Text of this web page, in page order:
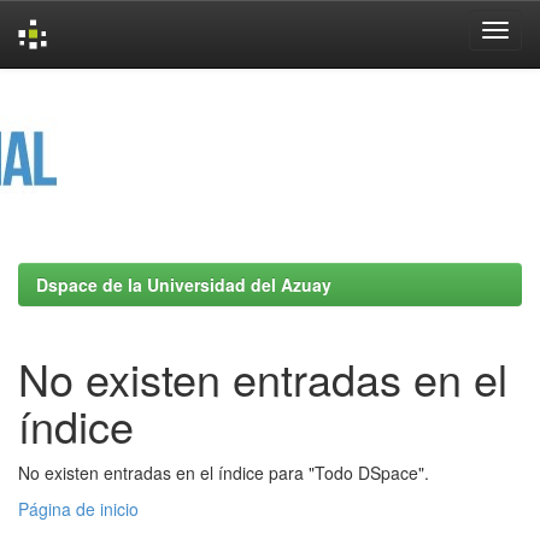
Dspace de la Universidad del Azuay
No existen entradas en el
índice
No existen entradas en el índice para "Todo DSpace".
Página de inicio